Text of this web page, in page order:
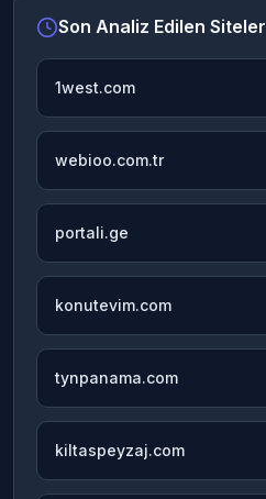
Son Analiz Edilen Siteler
1west.com
webioo.com.tr
portali.ge
konutevim.com
tynpanama.com
kiltaspeyzaj.com